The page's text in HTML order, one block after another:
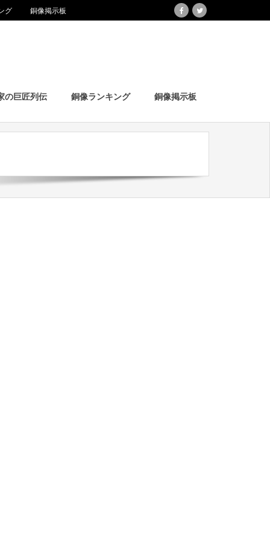
グ 銅像掲示板
の巨匠列伝 銅像ランキング 銅像掲示板